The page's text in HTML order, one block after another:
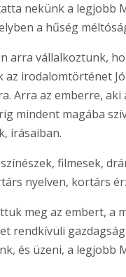
nekünk a legjobb
a hűség
arra vállalkoztunk,
az irodalomtörténet
Arra az emberre,
mindent magába
írásaiban.
filmesek,
nyelven, kortárs
meg az embert,
rendkívüli
és üzeni, a legjobb